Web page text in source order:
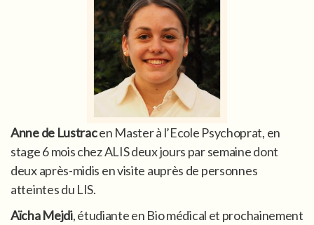
Anne de Lustracen Master à l’Ecole Psychoprat, en
stage 6 mois chez ALIS deux jours par semaine dont
deux après-midis en visite auprès de personnes
atteintes du LIS.
Aïcha Mejdi, étudiante en Bio médical et prochainement